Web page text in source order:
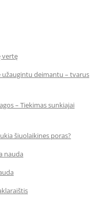
vertę
deimantu – tvarus
– Tiekimas sunkiajai
šiuolaikines poras?
nauda